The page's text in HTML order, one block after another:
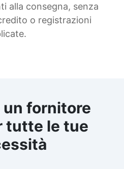
alla consegna, senza
o registrazioni
un fornitore
tutte le tue